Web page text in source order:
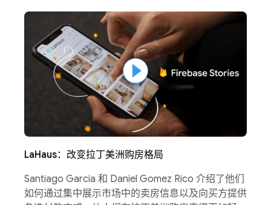
LaHaus：改变拉丁美洲购房格局
Santiago Garcia 和 Daniel Gomez Rico 介绍了他们
如何通过集中展示市场中的卖房信息以及向买方提供